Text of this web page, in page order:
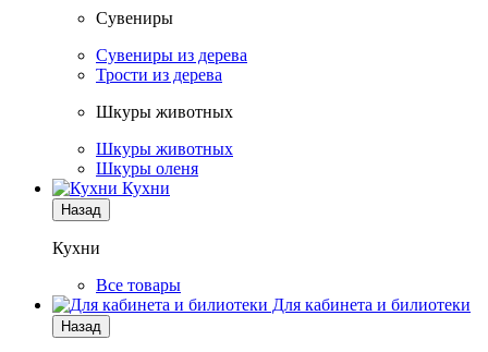
Сувениры
Сувениры из дерева
Трости из дерева
Шкуры животных
Шкуры животных
Шкуры оленя
Кухни
Назад
Кухни
Все товары
Для кабинета и билиотеки
Назад